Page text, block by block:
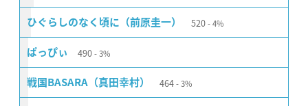
ひぐらしのなく頃に（前原圭一） 520 4%
ぱっぴぃ 490 3%
戦国BASARA（真田幸村） 464 3%